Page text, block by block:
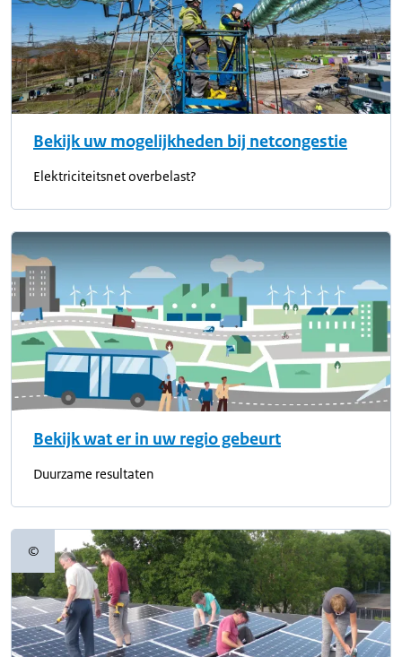
Bekijk uw mogelijkheden bij netcongestie
Elektriciteitsnet overbelast?
Bekijk wat er in uw regio gebeurt
Duurzame resultaten
©Copyrightinformatie